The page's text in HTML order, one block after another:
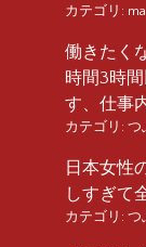
カテゴリ:
働きたく
時間3時
す、仕事
カテゴリ: つ
日本女性
しすぎて
カテゴリ: つ